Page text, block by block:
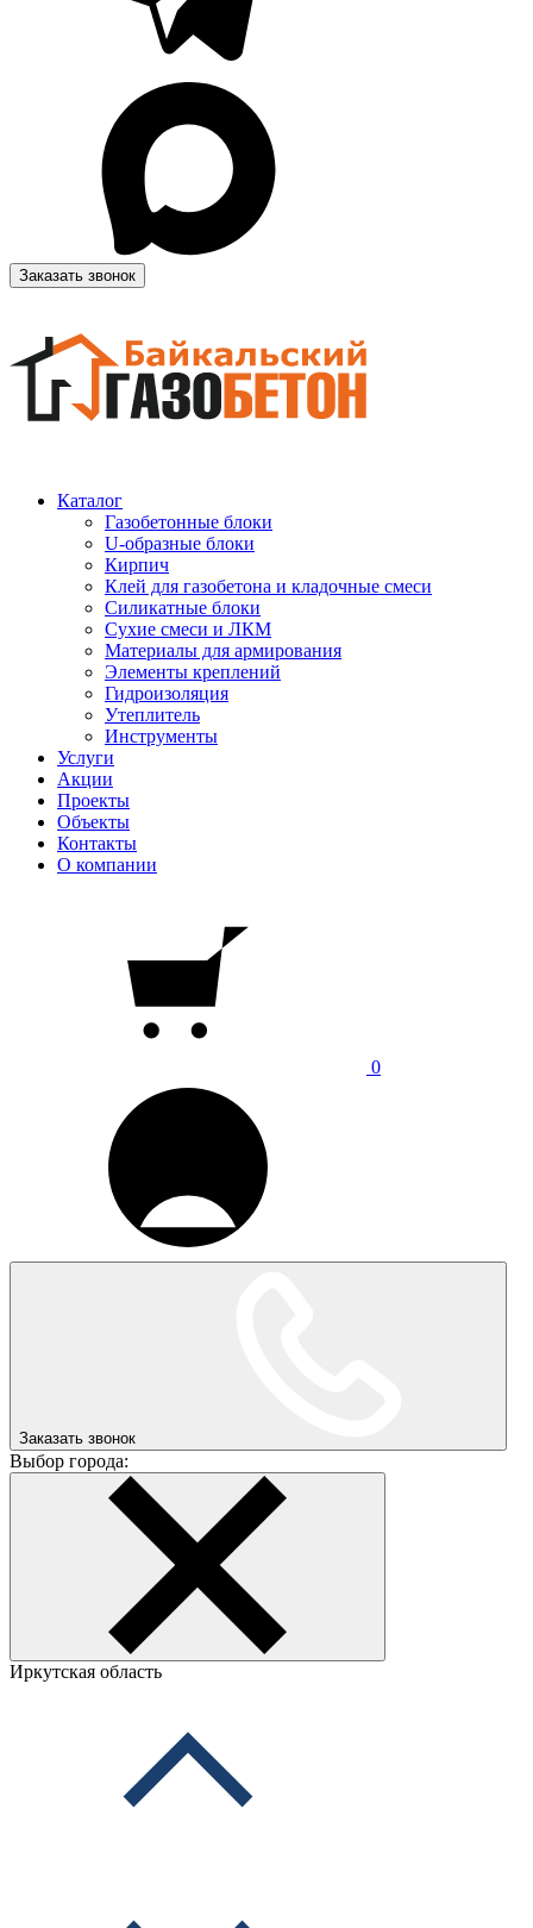
Заказать звонок
Каталог
Газобетонные блоки
U-образные блоки
Кирпич
Клей для газобетона и кладочные смеси
Силикатные блоки
Сухие смеси и ЛКМ
Материалы для армирования
Элементы креплений
Гидроизоляция
Утеплитель
Инструменты
Услуги
Акции
Проекты
Объекты
Контакты
О компании
0
Заказать звонок
Выбор города:
Иркутская область